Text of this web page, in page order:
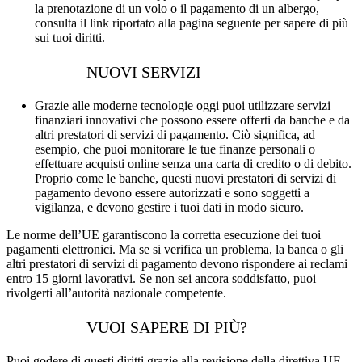
la prenotazione di un volo o il pagamento di un albergo,
consulta il link riportato alla pagina seguente per sapere di più
sui tuoi diritti.
NUOVI SERVIZI
Grazie alle moderne tecnologie oggi puoi utilizzare servizi
finanziari innovativi che possono essere offerti da banche e da
altri prestatori di servizi di pagamento. Ciò significa, ad
esempio, che puoi monitorare le tue finanze personali o
effettuare acquisti online senza una carta di credito o di debito.
Proprio come le banche, questi nuovi prestatori di servizi di
pagamento devono essere autorizzati e sono soggetti a
vigilanza, e devono gestire i tuoi dati in modo sicuro.
Le norme dell’UE garantiscono la corretta esecuzione dei tuoi
pagamenti elettronici. Ma se si verifica un problema, la banca o gli
altri prestatori di servizi di pagamento devono rispondere ai reclami
entro 15 giorni lavorativi. Se non sei ancora soddisfatto, puoi
rivolgerti all’autorità nazionale competente.
VUOI SAPERE DI PIÙ?